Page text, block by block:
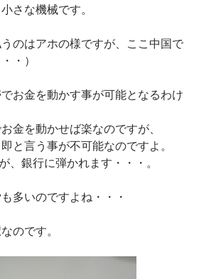
さな機械です。
うのはアホの様ですが、ここ中国で
・）
お金を動かす事が可能となるわけ
金を動かせば楽なのですが、
と言う事が不可能なのですよ。
、銀行に弾かれます・・・。
多いのですよね・・・
のです。